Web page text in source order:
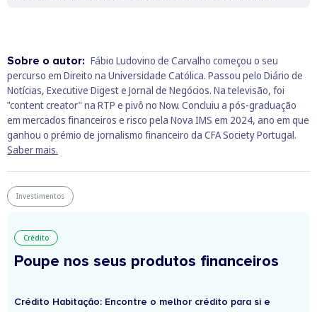
Sobre o autor: Fábio Ludovino de Carvalho começou o seu
percurso em Direito na Universidade Católica. Passou pelo Diário de
Notícias, Executive Digest e Jornal de Negócios. Na televisão, foi
"content creator" na RTP e pivô no Now. Concluiu a pós-graduação
em mercados financeiros e risco pela Nova IMS em 2024, ano em que
ganhou o prémio de jornalismo financeiro da CFA Society Portugal.
Saber mais.
Investimentos
Crédito
Poupe nos seus produtos financeiros
Crédito Habitação: Encontre o melhor crédito para si e